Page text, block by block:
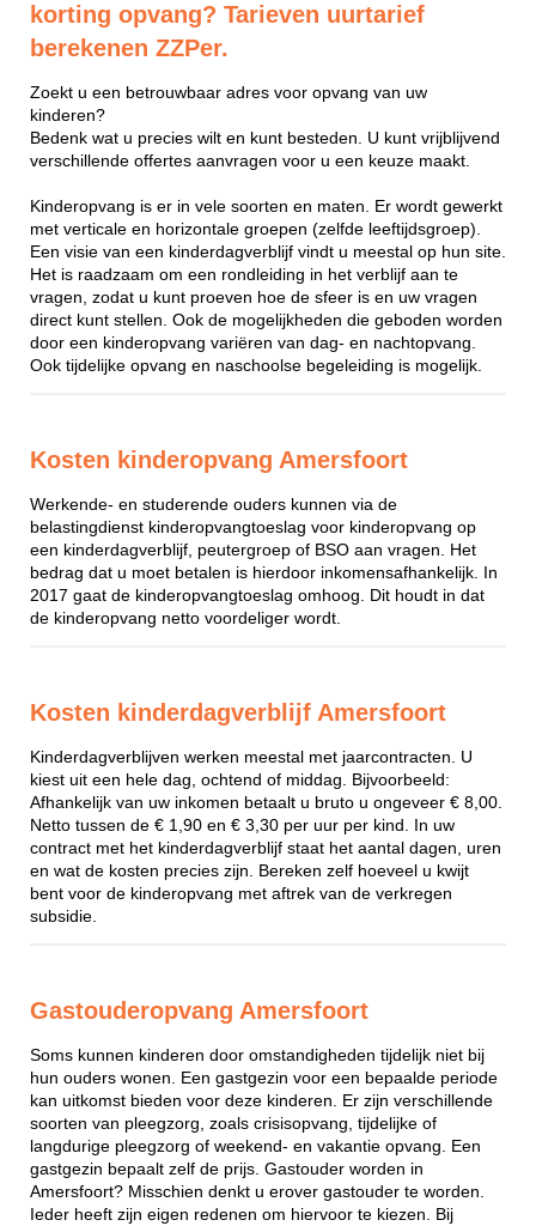
korting opvang? Tarieven uurtarief
berekenen ZZPer.
Zoekt u een betrouwbaar adres voor opvang van uw
kinderen?
Bedenk wat u precies wilt en kunt besteden. U kunt vrijblijvend
verschillende offertes aanvragen voor u een keuze maakt.
Kinderopvang is er in vele soorten en maten. Er wordt gewerkt
met verticale en horizontale groepen (zelfde leeftijdsgroep).
Een visie van een kinderdagverblijf vindt u meestal op hun site.
Het is raadzaam om een rondleiding in het verblijf aan te
vragen, zodat u kunt proeven hoe de sfeer is en uw vragen
direct kunt stellen. Ook de mogelijkheden die geboden worden
door een kinderopvang variëren van dag- en nachtopvang.
Ook tijdelijke opvang en naschoolse begeleiding is mogelijk.
Kosten kinderopvang Amersfoort
Werkende- en studerende ouders kunnen via de
belastingdienst kinderopvangtoeslag voor kinderopvang op
een kinderdagverblijf, peutergroep of BSO aan vragen. Het
bedrag dat u moet betalen is hierdoor inkomensafhankelijk. In
2017 gaat de kinderopvangtoeslag omhoog. Dit houdt in dat
de kinderopvang netto voordeliger wordt.
Kosten kinderdagverblijf Amersfoort
Kinderdagverblijven werken meestal met jaarcontracten. U
kiest uit een hele dag, ochtend of middag. Bijvoorbeeld:
Afhankelijk van uw inkomen betaalt u bruto u ongeveer € 8,00.
Netto tussen de € 1,90 en € 3,30 per uur per kind. In uw
contract met het kinderdagverblijf staat het aantal dagen, uren
en wat de kosten precies zijn. Bereken zelf hoeveel u kwijt
bent voor de kinderopvang met aftrek van de verkregen
subsidie.
Gastouderopvang Amersfoort
Soms kunnen kinderen door omstandigheden tijdelijk niet bij
hun ouders wonen. Een gastgezin voor een bepaalde periode
kan uitkomst bieden voor deze kinderen. Er zijn verschillende
soorten van pleegzorg, zoals crisisopvang, tijdelijke of
langdurige pleegzorg of weekend- en vakantie opvang. Een
gastgezin bepaalt zelf de prijs. Gastouder worden in
Amersfoort? Misschien denkt u erover gastouder te worden.
Ieder heeft zijn eigen redenen om hiervoor te kiezen. Bij